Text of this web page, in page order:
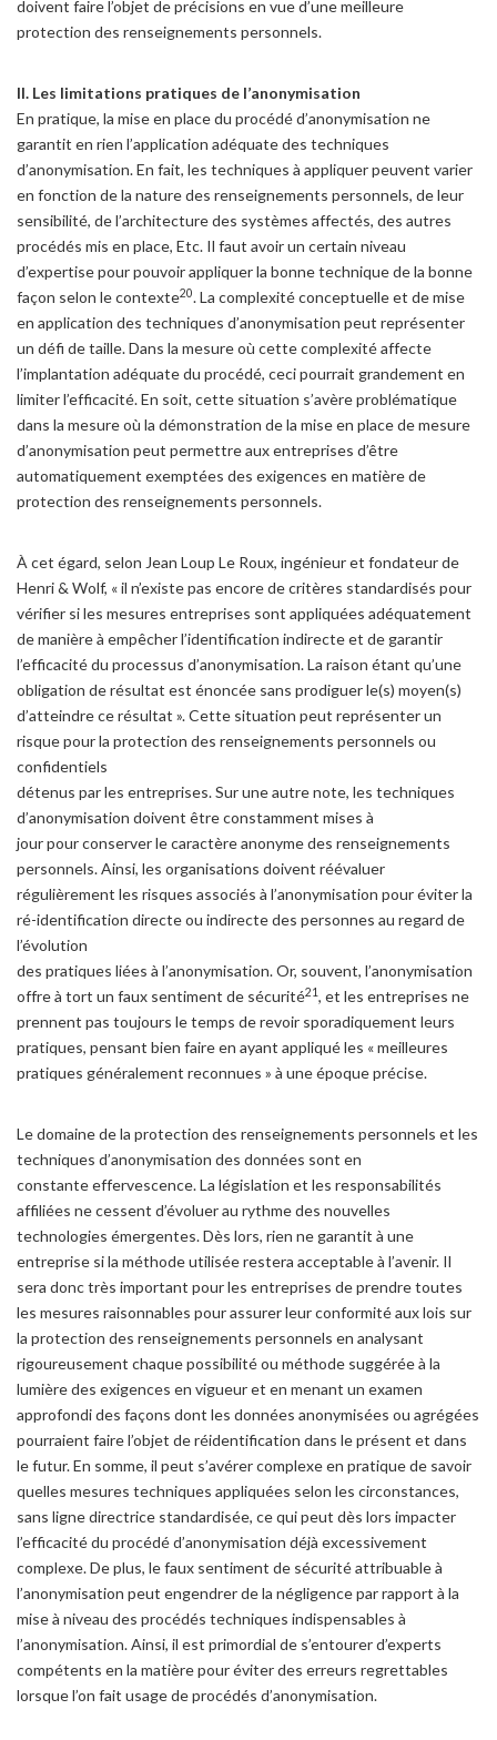
doivent faire l’objet de précisions en vue d’une meilleure
protection des renseignements personnels.
II. Les limitations pratiques de l’anonymisation
En pratique, la mise en place du procédé d’anonymisation ne
garantit en rien l’application adéquate des techniques
d’anonymisation. En fait, les techniques à appliquer peuvent varier
en fonction de la nature des renseignements personnels, de leur
sensibilité, de l’architecture des systèmes affectés, des autres
procédés mis en place, Etc. Il faut avoir un certain niveau
d’expertise pour pouvoir appliquer la bonne technique de la bonne
façon selon le contexte20. La complexité conceptuelle et de mise
en application des techniques d’anonymisation peut représenter
un défi de taille. Dans la mesure où cette complexité affecte
l’implantation adéquate du procédé, ceci pourrait grandement en
limiter l’efficacité. En soit, cette situation s’avère problématique
dans la mesure où la démonstration de la mise en place de mesure
d’anonymisation peut permettre aux entreprises d’être
automatiquement exemptées des exigences en matière de
protection des renseignements personnels.
À cet égard, selon Jean Loup Le Roux, ingénieur et fondateur de
Henri & Wolf, « il n’existe pas encore de critères standardisés pour
vérifier si les mesures entreprises sont appliquées adéquatement
de manière à empêcher l’identification indirecte et de garantir
l’efficacité du processus d’anonymisation. La raison étant qu’une
obligation de résultat est énoncée sans prodiguer le(s) moyen(s)
d’atteindre ce résultat ». Cette situation peut représenter un
risque pour la protection des renseignements personnels ou
confidentiels
détenus par les entreprises. Sur une autre note, les techniques
d’anonymisation doivent être constamment mises à
jour pour conserver le caractère anonyme des renseignements
personnels. Ainsi, les organisations doivent réévaluer
régulièrement les risques associés à l’anonymisation pour éviter la
ré-identification directe ou indirecte des personnes au regard de
l’évolution
des pratiques liées à l’anonymisation. Or, souvent, l’anonymisation
offre à tort un faux sentiment de sécurité21, et les entreprises ne
prennent pas toujours le temps de revoir sporadiquement leurs
pratiques, pensant bien faire en ayant appliqué les « meilleures
pratiques généralement reconnues » à une époque précise.
Le domaine de la protection des renseignements personnels et les
techniques d’anonymisation des données sont en
constante effervescence. La législation et les responsabilités
affiliées ne cessent d’évoluer au rythme des nouvelles
technologies émergentes. Dès lors, rien ne garantit à une
entreprise si la méthode utilisée restera acceptable à l’avenir. Il
sera donc très important pour les entreprises de prendre toutes
les mesures raisonnables pour assurer leur conformité aux lois sur
la protection des renseignements personnels en analysant
rigoureusement chaque possibilité ou méthode suggérée à la
lumière des exigences en vigueur et en menant un examen
approfondi des façons dont les données anonymisées ou agrégées
pourraient faire l’objet de réidentification dans le présent et dans
le futur. En somme, il peut s’avérer complexe en pratique de savoir
quelles mesures techniques appliquées selon les circonstances,
sans ligne directrice standardisée, ce qui peut dès lors impacter
l’efficacité du procédé d’anonymisation déjà excessivement
complexe. De plus, le faux sentiment de sécurité attribuable à
l’anonymisation peut engendrer de la négligence par rapport à la
mise à niveau des procédés techniques indispensables à
l’anonymisation. Ainsi, il est primordial de s’entourer d’experts
compétents en la matière pour éviter des erreurs regrettables
lorsque l’on fait usage de procédés d’anonymisation.